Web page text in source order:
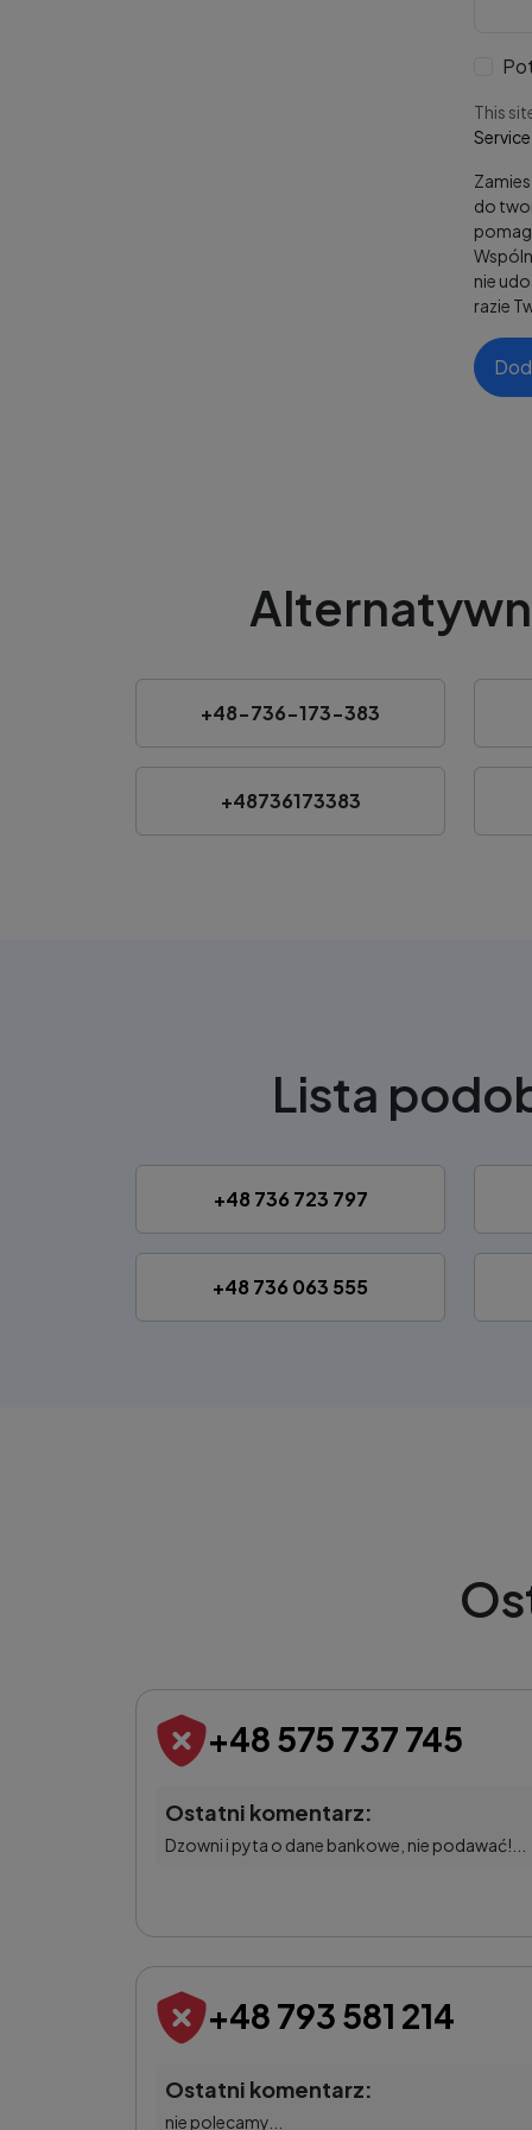
This
Service
do
nie
razie
+48-736-173-383
+48736173383
Lista
+48 736 723 797
+48 736 063 555
+48 575 737 745
Ostatni komentarz:
Dzowni i pyta o dane bankowe, nie podawać!...
+48 793 581 214
Ostatni komentarz:
nie polecamy...